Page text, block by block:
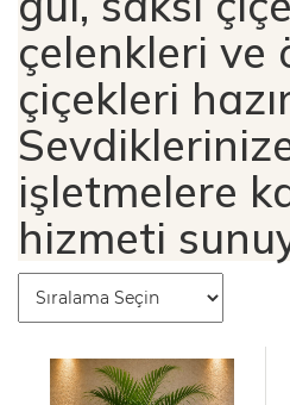
çelenkleri ve
çiçekleri
işletmelere
hizmeti